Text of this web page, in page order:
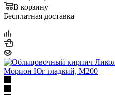
В корзину
Бесплатная доставка